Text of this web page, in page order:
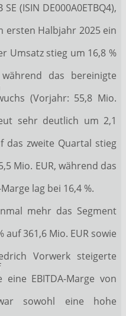
(ISIN DE000A0ETBQ4),
ersten Halbjahr 2025 ein
Umsatz stieg um 16,8 %
das bereinigte
(Vorjahr: 55,8 Mio.
sehr deutlich um 2,1
das zweite Quartal stieg
Mio. EUR, während das
lag bei 16,4 %.
mehr das Segment
361,6 Mio. EUR sowie
Vorwerk steigerte
EBITDA-Marge von
sowohl eine hohe